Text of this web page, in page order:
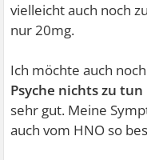
vielleicht auch noch
nur 20mg.
Ich möchte auch
Psyche nichts zu
sehr gut. Meine
auch vom HNO so